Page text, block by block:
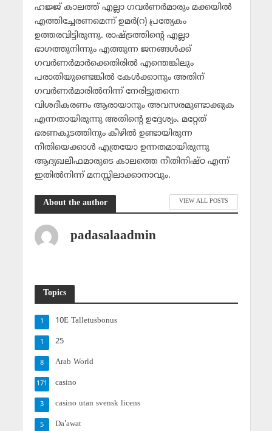
ഹജ്ജ് കാലത്ത് എല്ലാ ഗവര്‍ണര്‍മാരും മക്കയില്‍
എത്തിച്ചേരണമെന്ന് ഉമര്‍(റ) പ്രത്യേകം
ഉത്തരവിട്ടിരുന്നു. രാഷ്ട്രത്തിന്റെ എല്ലാ
ഭാഗത്തുനിന്നും എത്തുന്ന ജനങ്ങള്‍ക്ക്
ഗവര്‍ണര്‍മാര്‍ക്കെതിരില്‍ എന്തെങ്കിലും
പരാതിയുണ്ടെങ്കില്‍ കേള്‍ക്കാനും അതിന്
ഗവര്‍ണര്‍മാരില്‍നിന്ന് നേരിട്ടുതന്നെ
വിശദീകരണം ആരായാനും അവസരമുണ്ടാക്കുക
എന്നതായിരുന്നു അതിന്റെ ഉദ്ദേശ്യം. മറ്റേത്
ഭരണകൂടത്തിനും കീഴില്‍ ഉണ്ടായിരുന്ന
നീതിയെക്കാള്‍ എത്രയോ ഉന്നതമായിരുന്നു
ആദ്യഖലീഫമാരുടെ കാലത്തെ നീതിനിഷ്ഠ എന്ന്
ഇതില്‍നിന്ന് മനസ്സിലാക്കാനാവും.
About the author VIEW ALL POSTS
padasalaadmin
Topics
10E Talletusbonus
1
25
1
Arab World
8
casino
171
casino utan svensk licens
3
Da'awat
5